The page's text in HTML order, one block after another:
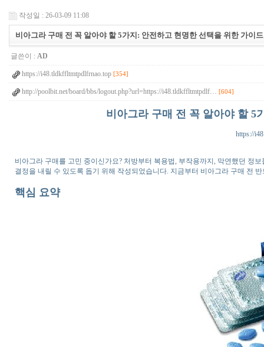
작성일 : 26-03-09 11:08
비아그라 구매 전 꼭 알아야 할 5가지: 안전하고 현명한 선택을 위한 가이드
글쓴이 : AD
https://i48.tldkffltmtpdlfrnao.top [354]
http://poolbit.net/board/bbs/logout.php?url=https://i48.tldkffltmtpdlf… [604]
비아그라 구매 전 꼭 알아야 할 5
https://
비아그라 구매를 고민 중이신가요? 처방부터 복용법, 부작용까지, 막연했던 정
결정을 내릴 수 있도록 돕기 위해 작성되었습니다. 지금부터 비아그라 구매 전
핵심 요약